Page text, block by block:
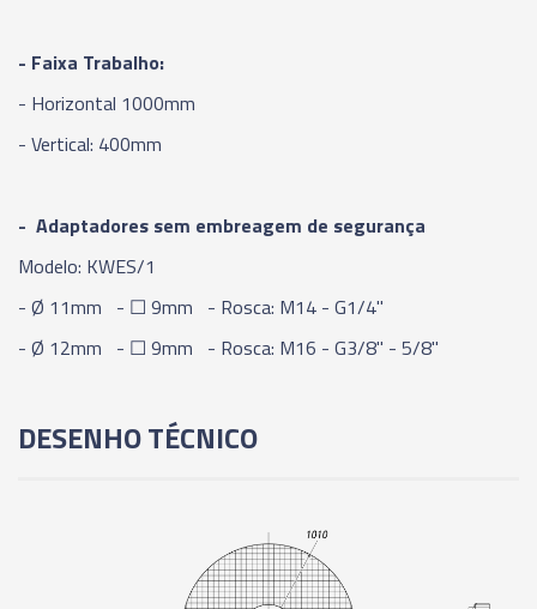
- Faixa Trabalho:
- Horizontal 1000mm
- Vertical: 400mm
- Adaptadores sem embreagem de segurança
Modelo: KWES/1
- Ø 11mm - ☐ 9mm - Rosca: M14 - G1/4"
- Ø 12mm - ☐ 9mm - Rosca: M16 - G3/8" - 5/8"
DESENHO TÉCNICO